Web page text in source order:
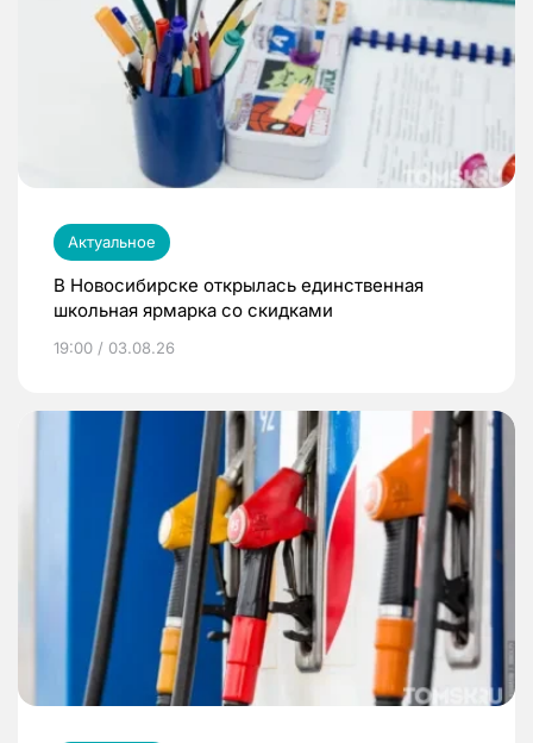
Актуальное
В Новосибирске открылась единственная
школьная ярмарка со скидками
19:00 / 03.08.26